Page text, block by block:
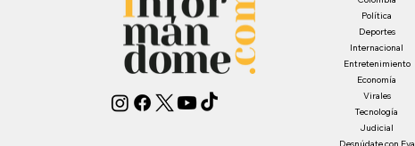
Política
Deportes
Internacional
Entretenimiento
Economía
Virales
Tecnología
Judicial